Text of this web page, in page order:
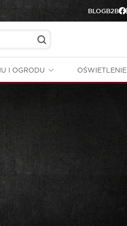
BLOGB2B
I OGRODU OŚWIETLENIE